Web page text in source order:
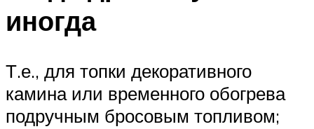
иногда
Т.е., для топки декоративного
камина или временного обогрева
подручным бросовым топливом;